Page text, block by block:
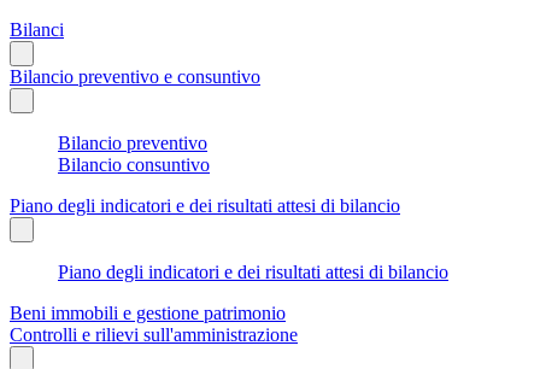
Bilanci
Bilancio preventivo e consuntivo
Bilancio preventivo
Bilancio consuntivo
Piano degli indicatori e dei risultati attesi di bilancio
Piano degli indicatori e dei risultati attesi di bilancio
Beni immobili e gestione patrimonio
Controlli e rilievi sull'amministrazione